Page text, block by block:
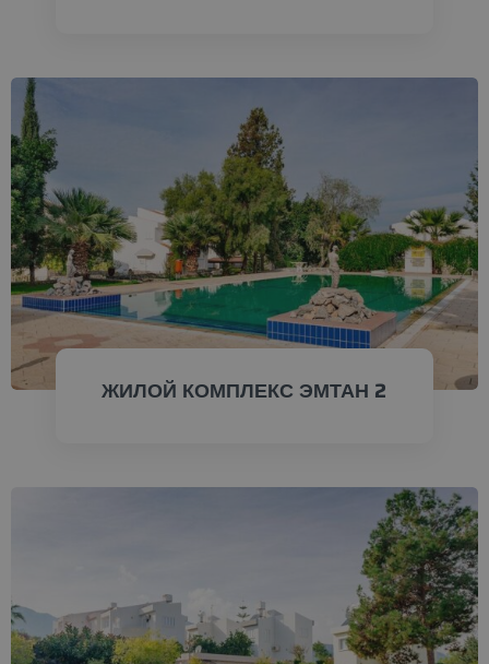
ПРОВЕРИТЬ СЕЙЧАС
ЖИЛОЙ КОМПЛЕКС ЭМТАН 2